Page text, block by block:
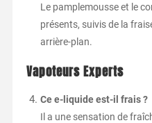
Le pamplemousse et le
présents, suivis de la
arrière-plan.
Vapoteurs Experts
Ce e-liquide est-il frais ?
Il a une sensation de